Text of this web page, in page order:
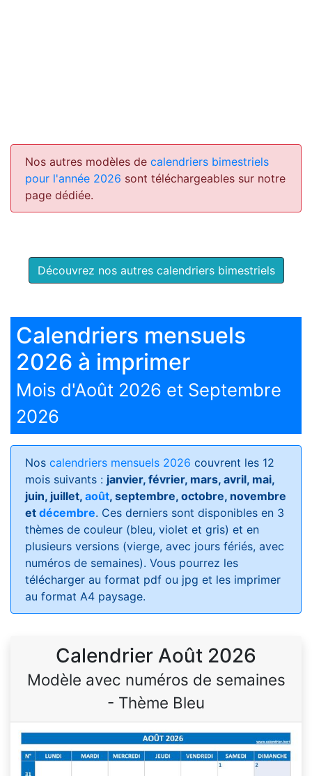
Nos autres modèles de calendriers bimestriels
pour l'année 2026 sont téléchargeables sur notre
page dédiée.
Découvrez nos autres calendriers bimestriels
Calendriers mensuels
2026 à imprimer
Mois d'Août 2026 et Septembre
2026
Nos calendriers mensuels 2026 couvrent les 12
mois suivants : janvier, février, mars, avril, mai,
juin, juillet, août, septembre, octobre, novembre
et décembre. Ces derniers sont disponibles en 3
thèmes de couleur (bleu, violet et gris) et en
plusieurs versions (vierge, avec jours fériés, avec
numéros de semaines). Vous pourrez les
télécharger au format pdf ou jpg et les imprimer
au format A4 paysage.
Calendrier Août 2026
Modèle avec numéros de semaines
- Thème Bleu